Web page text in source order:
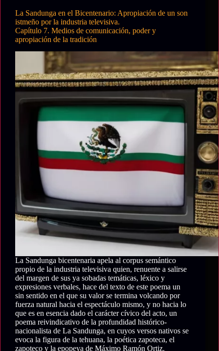
Apropiación
de
un
son
por
la
industria
televisiva.
La Sandunga en el Bicentenario: Apropiación de un son
istmeño por la industria televisiva.
Capítulo 7. Medios de comunicación, poder y
apropiación de la tradición
La Sandunga bicentenaria apela al corpus semántico
propio de la industria televisiva quien, renuente a salirse
del margen de sus ya sobadas temáticas, léxico y
expresiones verbales, hace del texto de este poema un
sin sentido en el que su valor se termina volcando por
fuerza natural hacia el espectáculo mismo, y no hacia lo
que es en esencia dado el carácter cívico del acto, un
poema reivindicativo de la profundidad histórico-
nacionalista de La Sandunga, en cuyos versos nativos se
evoca la figura de la tehuana, la poética zapoteca, el
zapoteco y la epopeya de Máximo Ramón Ortiz.